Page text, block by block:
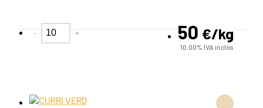
50 €/kg
10.00%IVA inclòs
- +